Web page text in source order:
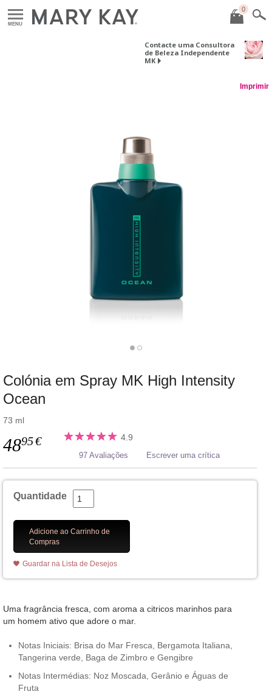
MENU
0
Contacte uma Consultora
de Beleza Independente
MK
Imprimir
Colónia em Spray MK High Intensity
Ocean
73 ml
4895€ 4.9
97 Avaliações Escrever uma crítica
Quantidade
Adicione ao Carrinho de
Compras
Guardar na Lista de Desejos
Uma fragrância fresca, com aroma a citricos marinhos para
um homem ativo que adore o mar.
Notas Iniciais: Brisa do Mar Fresca, Bergamota Italiana,
Tangerina verde, Baga de Zimbro e Gengibre
Notas Intermédias: Noz Moscada, Gerânio e Águas de
Fruta